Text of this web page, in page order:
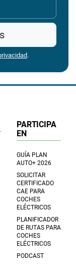
.
PARTICIPA
EN
GUÍA PLAN
AUTO+ 2026
SOLICITAR
CERTIFICADO
CAE PARA
COCHES
ELÉCTRICOS
PLANIFICADOR
DE RUTAS PARA
COCHES
ELÉCTRICOS
PODCAST